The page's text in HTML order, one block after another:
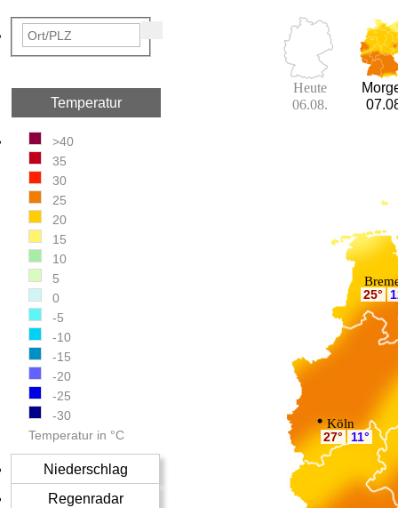
Temperatur
>40
35
30
25
20
15
10
5
0
-5
-10
-15
-20
-25
-30
Temperatur in °C
Niederschlag
Regenradar
Heute
06.08.
25°
27° 11°
Köln